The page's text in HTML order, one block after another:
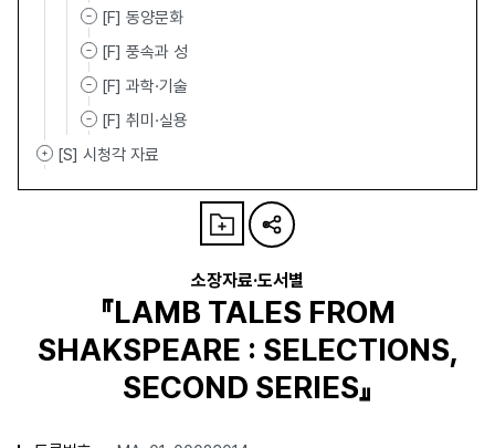
[F] 동양문화
[F] 풍속과 성
[F] 과학·기술
[F] 취미·실용
[S] 시청각 자료
소장자료·도서별
『LAMB TALES FROM
SHAKSPEARE : SELECTIONS,
SECOND SERIES』